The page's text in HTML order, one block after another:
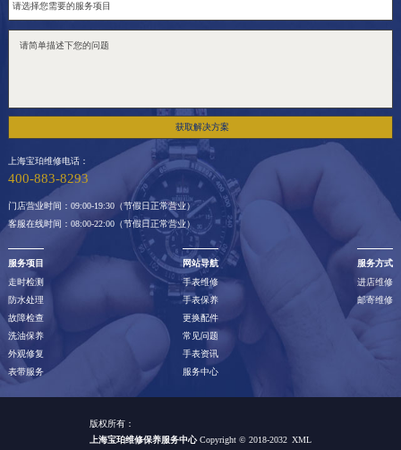
获取解决方案
上海宝珀维修电话：
400-883-8293
门店营业时间：09:00-19:30（节假日正常营业）
客服在线时间：08:00-22:00（节假日正常营业）
服务项目
走时检测
防水处理
故障检查
洗油保养
外观修复
表带服务
网站导航
手表维修
手表保养
更换配件
常见问题
手表资讯
服务中心
服务方式
进店维修
邮寄维修
版权所有：
上海宝珀维修保养服务中心Copyright © 2018-2032 XML